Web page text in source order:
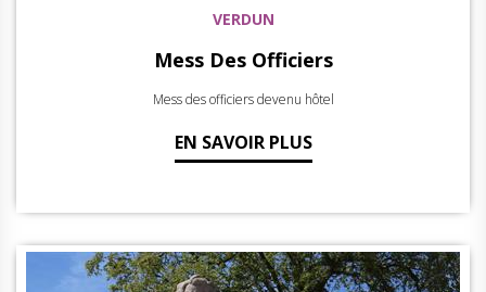
VERDUN
Mess Des Officiers
Mess des officiers devenu hôtel
EN SAVOIR PLUS